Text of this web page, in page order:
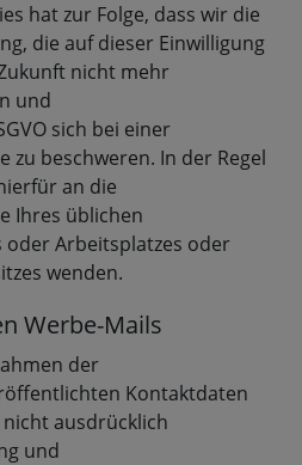
hat zur Folge, dass wir die
die auf dieser Einwilligung
nicht mehr
und
sich bei einer
zu beschweren. In der Regel
an die
Ihres üblichen
Arbeitsplatzes oder
wenden.
Werbe-Mails
der
Kontaktdaten
ausdrücklich
und